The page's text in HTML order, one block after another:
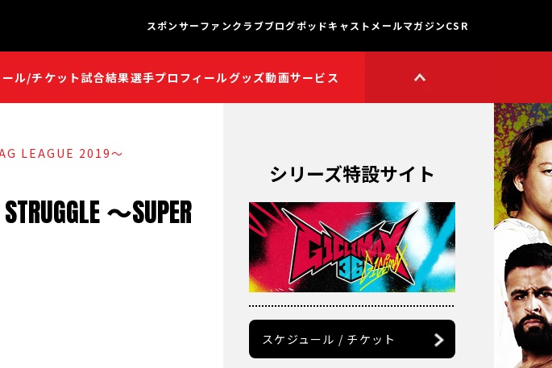
ル/チケット試合結果選手プロフィールグッズ動画サービス
獣神サンダー・ライガー
矢野通プロデュース!!
スイーツ真壁チャンネル
聖帝タイチのゲーム実況
チャンネル
鷹木信悟ちゃんねる
オーカーンチャンネル
スポンサーファンクラブブログポッドキャスト メールマガジンCSR
LEAGUE 2019～
STRUGGLE～SUPER
シリーズ特設サイト
スケジュール / チケット